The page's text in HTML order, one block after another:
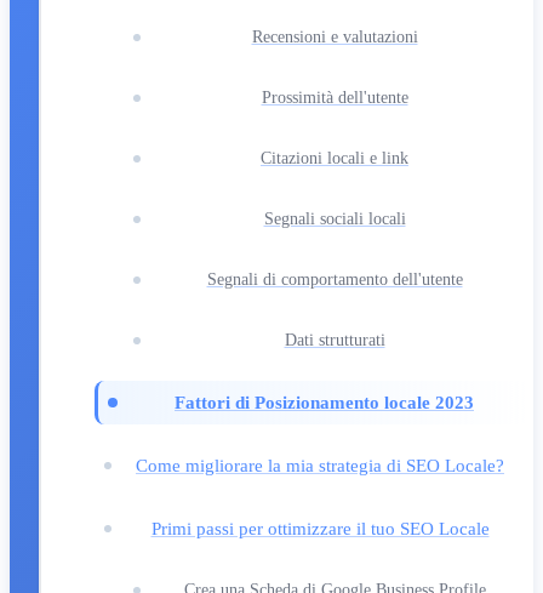
Recensioni e valutazioni
Prossimità dell'utente
Citazioni locali e link
Segnali sociali locali
Segnali di comportamento dell'utente
Dati strutturati
Fattori di Posizionamento locale 2023
Come migliorare la mia strategia di SEO Locale?
Primi passi per ottimizzare il tuo SEO Locale